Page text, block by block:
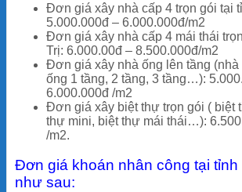
Đơn giá xây nhà cấp 4 trọn gói tại
5.000.000đ – 6.000.000đ/m2
Đơn giá xây nhà cấp 4 mái thái
Trị: 6.000.00đ – 8.500.000đ/m2
Đơn giá xây nhà ống lên tầng
ống 1 tầng, 2 tầng, 3 tầng…):
6.000.000đ /m2
Đơn giá xây biệt thự trọn gói ( biệt
thự mini, biệt thự mái thái…):
/m2.
Đơn giá khoán nhân công tại tỉnh
như sau: